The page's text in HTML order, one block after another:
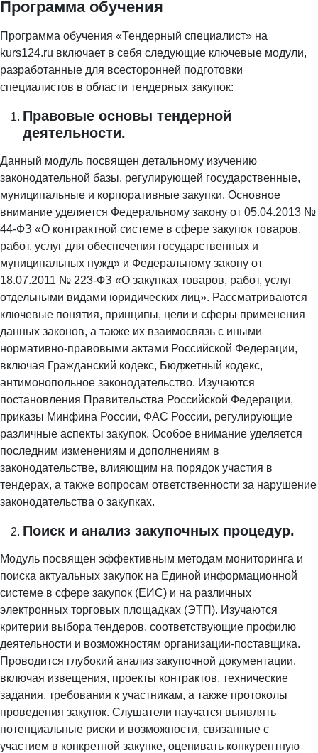
Программа обучения
Программа обучения «Тендерный специалист» на
kurs124.ru включает в себя следующие ключевые модули,
разработанные для всесторонней подготовки
специалистов в области тендерных закупок:
Правовые основы тендерной
деятельности.
Данный модуль посвящен детальному изучению
законодательной базы, регулирующей государственные,
муниципальные и корпоративные закупки. Основное
внимание уделяется Федеральному закону от 05.04.2013 №
44-ФЗ «О контрактной системе в сфере закупок товаров,
работ, услуг для обеспечения государственных и
муниципальных нужд» и Федеральному закону от
18.07.2011 № 223-ФЗ «О закупках товаров, работ, услуг
отдельными видами юридических лиц». Рассматриваются
ключевые понятия, принципы, цели и сферы применения
данных законов, а также их взаимосвязь с иными
нормативно-правовыми актами Российской Федерации,
включая Гражданский кодекс, Бюджетный кодекс,
антимонопольное законодательство. Изучаются
постановления Правительства Российской Федерации,
приказы Минфина России, ФАС России, регулирующие
различные аспекты закупок. Особое внимание уделяется
последним изменениям и дополнениям в
законодательстве, влияющим на порядок участия в
тендерах, а также вопросам ответственности за нарушение
законодательства о закупках.
Поиск и анализ закупочных процедур.
Модуль посвящен эффективным методам мониторинга и
поиска актуальных закупок на Единой информационной
системе в сфере закупок (ЕИС) и на различных
электронных торговых площадках (ЭТП). Изучаются
критерии выбора тендеров, соответствующие профилю
деятельности и возможностям организации-поставщика.
Проводится глубокий анализ закупочной документации,
включая извещения, проекты контрактов, технические
задания, требования к участникам, а также протоколы
проведения закупок. Слушатели научатся выявлять
потенциальные риски и возможности, связанные с
участием в конкретной закупке, оценивать конкурентную